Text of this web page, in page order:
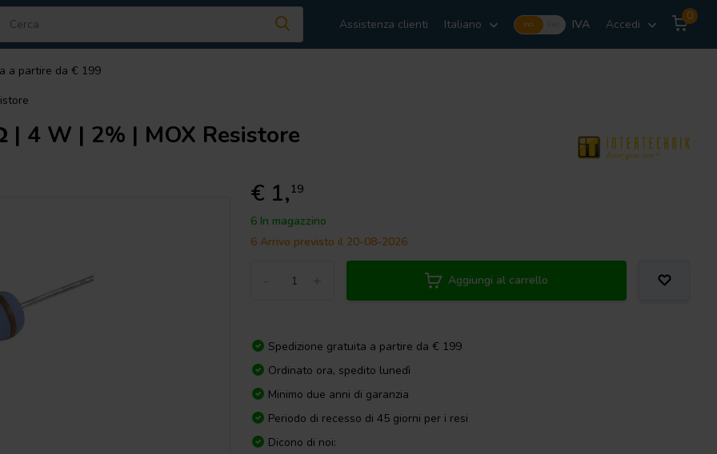
Assistenza clienti Italiano Incl. IVA Accedi
0
a partire da € 199
| 4 W | 2% | MOX Resistore
€ 1,19
6 In magazzino
6 Arrivo previsto il 20-08-2026
Aggiungi al carrello
Spedizione gratuita a partire da € 199
Ordinato ora, spedito lunedì
Minimo due anni di garanzia
Periodo di recesso di 45 giorni per i resi
Dicono di noi: